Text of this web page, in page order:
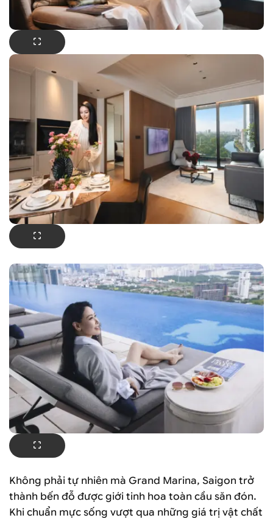
Không phải tự nhiên mà Grand Marina, Saigon trở
thành bến đỗ được giới tinh hoa toàn cầu săn đón.
Khi chuẩn mực sống vượt qua những giá trị vật chất